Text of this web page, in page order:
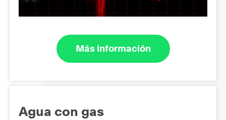
Más información
Agua con gas